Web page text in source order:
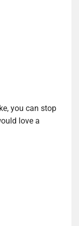
you can stop
love a